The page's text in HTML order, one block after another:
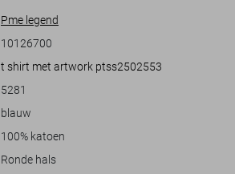
Pme legend
10126700
t shirt met artwork ptss2502553
5281
blauw
100% katoen
Ronde hals